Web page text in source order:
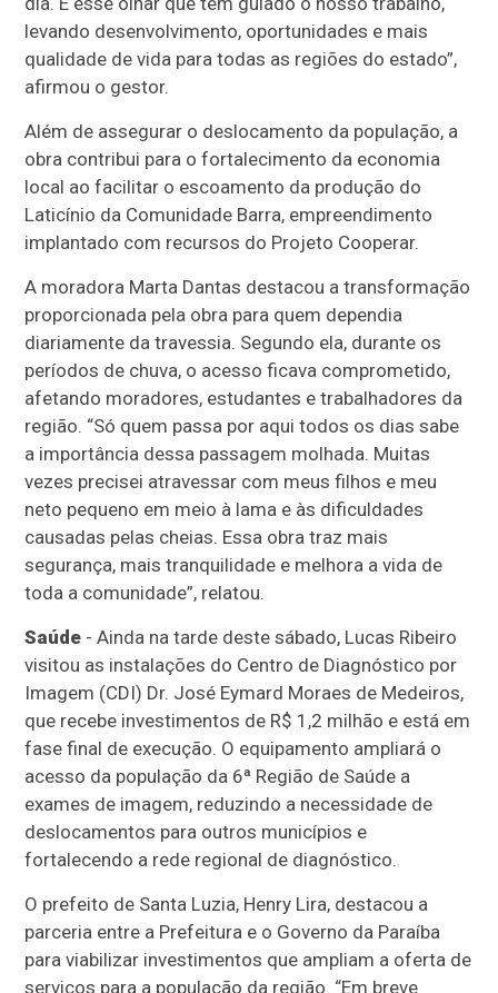
levando desenvolvimento, oportunidades e mais
qualidade de vida para todas as regiões do estado”,
afirmou o gestor.
Além de assegurar o deslocamento da população, a
obra contribui para o fortalecimento da economia
local ao facilitar o escoamento da produção do
Laticínio da Comunidade Barra, empreendimento
implantado com recursos do Projeto Cooperar.
A moradora Marta Dantas destacou a transformação
proporcionada pela obra para quem dependia
diariamente da travessia. Segundo ela, durante os
períodos de chuva, o acesso ficava comprometido,
afetando moradores, estudantes e trabalhadores da
região. “Só quem passa por aqui todos os dias sabe
a importância dessa passagem molhada. Muitas
vezes precisei atravessar com meus filhos e meu
neto pequeno em meio à lama e às dificuldades
causadas pelas cheias. Essa obra traz mais
segurança, mais tranquilidade e melhora a vida de
toda a comunidade”, relatou.
Saúde - Ainda na tarde deste sábado, Lucas Ribeiro
visitou as instalações do Centro de Diagnóstico por
Imagem (CDI) Dr. José Eymard Moraes de Medeiros,
que recebe investimentos de R$ 1,2 milhão e está em
fase final de execução. O equipamento ampliará o
acesso da população da 6ª Região de Saúde a
exames de imagem, reduzindo a necessidade de
deslocamentos para outros municípios e
fortalecendo a rede regional de diagnóstico.
O prefeito de Santa Luzia, Henry Lira, destacou a
parceria entre a Prefeitura e o Governo da Paraíba
para viabilizar investimentos que ampliam a oferta de
serviços para a população da região. “Em breve